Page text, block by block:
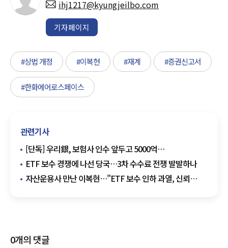
ihj1217@kyungjeilbo.com
기자페이지
#상법 개정 #이복현 #재계 #증권신고서
#한화에어로스페이스
관련기사
[단독] 우리銀, 보험사 인수 앞두고 5000억
조달…'유가증권 운용' 카드 꺼냈다
ETF 보수 경쟁에 나선 당국…3차 수수료 전쟁 발발하나
자산운용사 만난 이복현…"ETF 보수 인하 과열, 신뢰
0개의 댓글